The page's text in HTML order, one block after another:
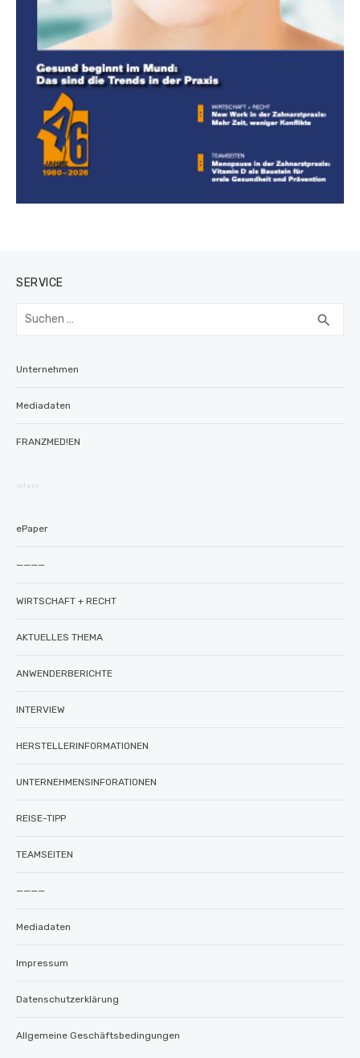
SERVICE
Suchen
search
Unternehmen
Mediadaten
FRANZMED!EN
intern
ePaper
————
WIRTSCHAFT + RECHT
AKTUELLES THEMA
ANWENDERBERICHTE
INTERVIEW
HERSTELLERINFORMATIONEN
UNTERNEHMENSINFORATIONEN
REISE-TIPP
TEAMSEITEN
————
Mediadaten
Impressum
Datenschutzerklärung
Allgemeine Geschäftsbedingungen